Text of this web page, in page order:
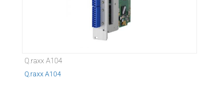
Q.raxx A104
Q.raxx A104